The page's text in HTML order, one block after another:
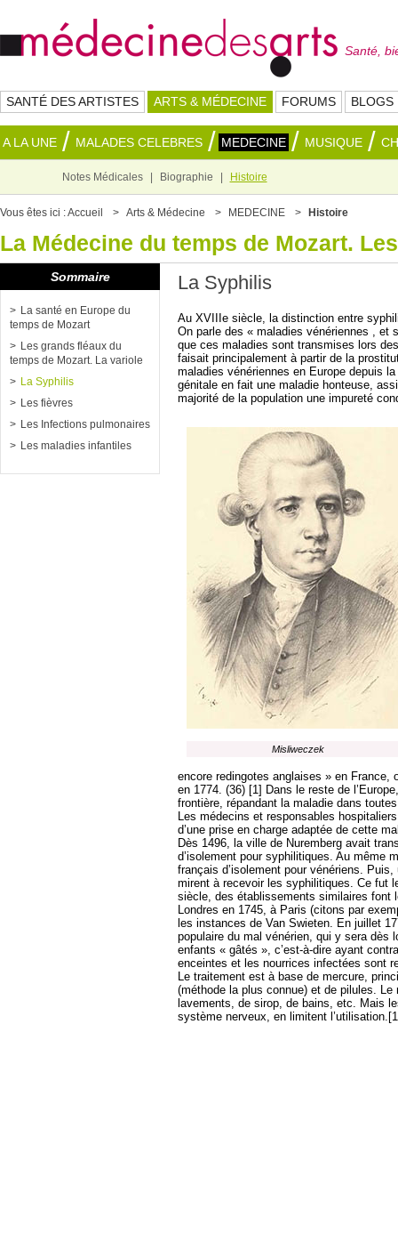
Santé,
SANTÉ DES ARTISTES ARTS & MÉDECINE FORUMS BLOGS
A LA UNE MALADES CELEBRES MEDECINE MUSIQUE
Notes Médicales Biographie Histoire
Vous êtes ici :Accueil Arts & Médecine MEDECINE Histoire
La Médecine du temps de Mozart.
La Syphilis
Au XVIIIe siècle, la distinction entre
On parle des « maladies vénériennes , et
que ces maladies sont transmises lors
faisait principalement à partir de la
maladies vénériennes en Europe depuis
génitale en fait une maladie honteuse,
majorité de la population une impureté
Misliweczek
encore redingotes anglaises » en
en 1774. (36) [1] Dans le reste de
frontière, répandant la maladie dans
Les médecins et responsables
d’une prise en charge adaptée de cette
Dès 1496, la ville de Nuremberg avait
d’isolement pour syphilitiques. Au même
français d’isolement pour vénériens.
mirent à recevoir les syphilitiques. Ce fut
siècle, des établissements similaires font
Londres en 1745, à Paris (citons par
les instances de Van Swieten. En juillet
populaire du mal vénérien, qui y sera dès
enfants « gâtés », c’est-à-dire ayant
enceintes et les nourrices infectées sont
Le traitement est à base de mercure,
(méthode la plus connue) et de pilules.
lavements, de sirop, de bains, etc. Mais
système nerveux, en limitent
Sommaire
La santé en Europe du
temps de Mozart
Les grands fléaux du
temps de Mozart. La variole
La Syphilis
Les fièvres
Les Infections pulmonaires
Les maladies infantiles